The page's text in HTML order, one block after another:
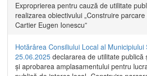
Exproprierea pentru cauză de utilitate
realizarea obiectivului „Construire
Cartier Eugen Ionescu”
Hotărârea Consiliului Local al Municipiului
25.06.2025 declararea de utilitate publică
și aprobarea amplasamentului pentru